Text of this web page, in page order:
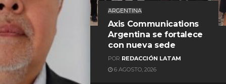
ARGENTINA
Axis Communications
Argentina se fortalece
con nueva sede
POR REDACCIÓN LATAM
6 AGOSTO, 2026